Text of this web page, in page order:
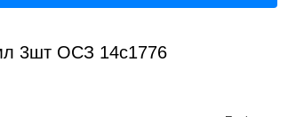
3шт ОСЗ 14с1776